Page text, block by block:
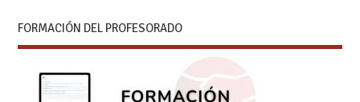
FORMACIÓN DEL PROFESORADO